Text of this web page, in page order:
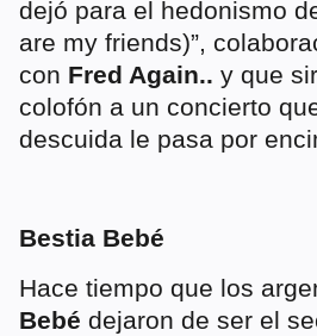
dejó para el hedonismo
are my friends)”,
con Fred Again.. y que
colofón a un concierto
descuida le pasa por
Bestia Bebé
Hace tiempo que los
Bebé dejaron de ser el